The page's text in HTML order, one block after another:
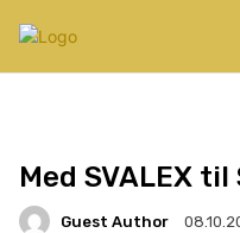
Med SVALEX
Guest Author